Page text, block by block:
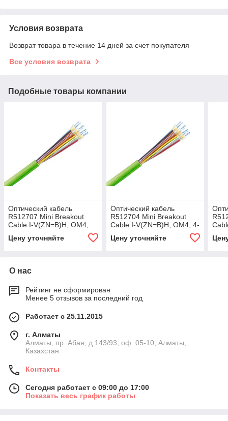
Условия возврата
Возврат товара в течение 14 дней за счет покупателя
Все условия возврата
Подобные товары компании
Оптический кабель
R512707 Mini Breakout
Cable I-V(ZN=B)H, OM4,
Цену уточняйте
Оптический кабель
R512704 Mini Breakout
Cable I-V(ZN=B)H, OM4, 4-
Цену уточняйте
О нас
Рейтинг не сформирован
Менее 5 отзывов за последний год
Работает с 25.11.2015
г. Алматы
Алматы, пр. Абая, д 143/93, оф. 05-10, Алматы,
Казахстан
Контакты
Сегодня работает с 09:00 до 17:00
Показать весь график работы